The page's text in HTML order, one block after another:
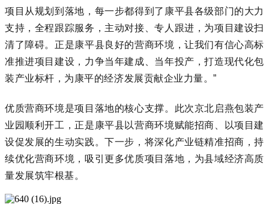
项目从规划到落地，每一步都得到了康平县各级部门的大力
支持，全程跟踪服务，主动对接、专人跟进，为项目建设扫
清了障碍。正是康平县良好的营商环境，让我们有信心高标
准推进项目建设，力争当年建成、当年投产，打造现代化包
装产业标杆，为康平的经济发展贡献企业力量。”
优质营商环境是项目落地的核心支撑。此次京北启燕包装产
业园顺利开工，正是康平县以营商环境赋能招商、以项目建
设促发展的生动实践。下一步，将深化产业链精准招商，持
续优化营商环境，吸引更多优质项目落地，为县域经济高质
量发展筑牢根基。